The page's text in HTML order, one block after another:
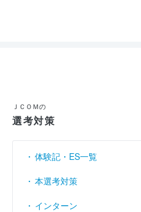
ＪＣＯＭの
選考対策
体験記・ES一覧
本選考対策
インターン